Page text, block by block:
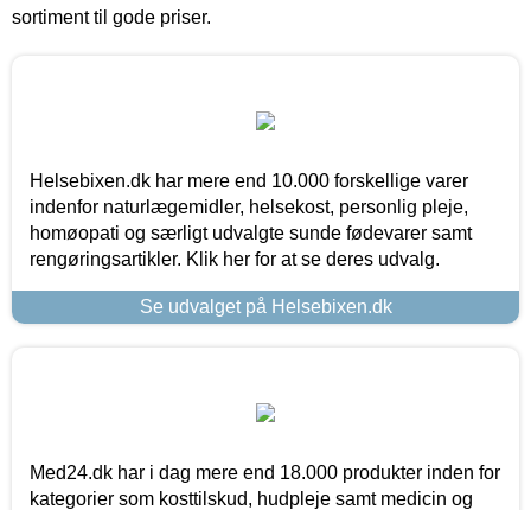
sortiment til gode priser.
Helsebixen.dk har mere end 10.000 forskellige varer
indenfor naturlægemidler, helsekost, personlig pleje,
homøopati og særligt udvalgte sunde fødevarer samt
rengøringsartikler. Klik her for at se deres udvalg.
Se udvalget på Helsebixen.dk
Med24.dk har i dag mere end 18.000 produkter inden for
kategorier som kosttilskud, hudpleje samt medicin og